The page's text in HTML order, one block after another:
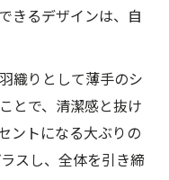
きるデザインは、自
織りとして薄手のシ
とで、清潔感と抜け
ントになる大ぶりの
スし、全体を引き締